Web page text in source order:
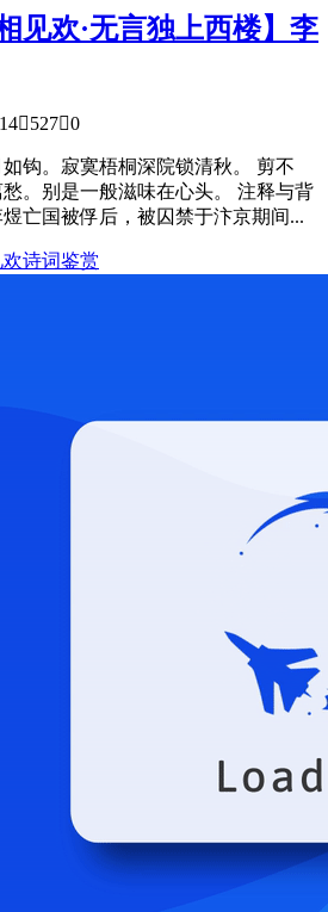
相见欢·无言独上西楼】李
5270
钩。寂寞梧桐深院锁清秋。 剪不
。别是一般滋味在心头。 注释与背
亡国被俘后，被囚禁于汴京期间...
诗词鉴赏